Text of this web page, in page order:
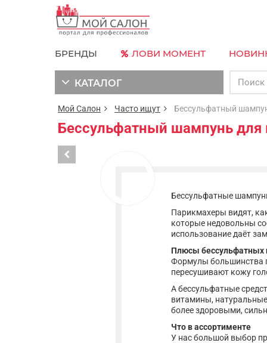
БРЕНДЫ ЛОВИ МОМЕНТ
КАТАЛОГ
Мой Салон Часто ищут Бессульфатный
Бессульфатный шампунь для
Бессульфатные
Парикмахеры видят,
которые недовольны
использование даёт
Плюсы
Формулы большинства
пересушивают кожу
А бессульфатные
витамины,
более здоровыми,
Что в ассортименте
У нас большой выбор